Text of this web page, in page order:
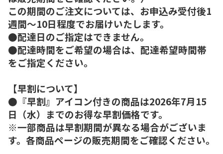
この期間のご注文については、お申込み受付後1
週間～10日程度でお届けいたします。
●配達日のご指定はできません。
●配達時間をご希望の場合は、配達希望時間帯
をご指定ください。
【早割について】
●『早割』アイコン付きの商品は2026年7月15
日（水）までのお得な早割価格です。
※一部商品は早割期間が異なる場合がございま
す。各商品ページの販売期間をご確認ください。